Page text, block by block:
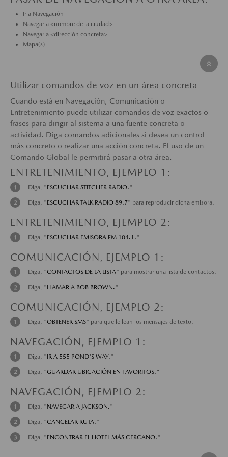
Ir a Navegación
Navegar a <nombre de la ciudad>
Navegar a <dirección concreta>
Mapa(s)
Utilizar comandos de voz en un área concreta
Cuando está en Navegación, Comunicación o
Entretenimiento puede utilizar comandos de voz exactos o
frases para dirigir al sistema a una fuente concreta o
actividad. Diga comandos adicionales si desea un control
más concreto o realizar una acción concreta. El uso de un
Comando Global le permitirá pasar a otra área.
ENTRETENIMIENTO, EJEMPLO 1:
Diga, "ESCUCHAR STITCHER RADIO."
Diga, "ESCUCHAR TALK RADIO 89.7" para reproducir dicha emisora.
ENTRETENIMIENTO, EJEMPLO 2:
Diga, "ESCUCHAR EMISORA FM 104.1."
COMUNICACIÓN, EJEMPLO 1:
Diga, "CONTACTOS DE LA LISTA" para mostrar una lista de contactos.
Diga, "LLAMAR A BOB BROWN."
COMUNICACIÓN, EJEMPLO 2:
Diga, "OBTENER SMS" para que le lean los mensajes de texto.
NAVEGACIÓN, EJEMPLO 1:
Diga, "IR A 555 POND'S WAY."
Diga, "GUARDAR UBICACIÓN EN FAVORITOS."
NAVEGACIÓN, EJEMPLO 2:
Diga, "NAVEGAR A JACKSON."
Diga, "CANCELAR RUTA."
Diga, "ENCONTRAR EL HOTEL MÁS CERCANO."